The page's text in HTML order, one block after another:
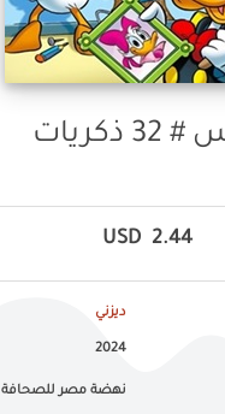
ديزني كوميكس # 32 ذكريات
2.44
USD
ديزني
2024
نهضة مصر للصحافة